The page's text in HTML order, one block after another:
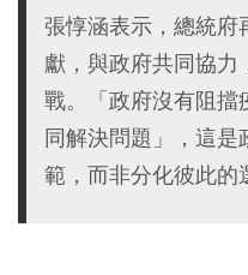
張惇涵表示，總統府
獻，與政府共同協
戰。「政府沒有阻擋
同解決問題」，這
範，而非分化彼此的